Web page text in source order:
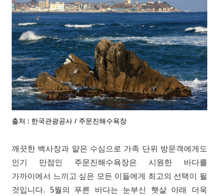
출처 : 한국관광공사 / 주문진해수욕장
깨끗한 백사장과 얕은 수심으로 가족 단위 방문객에게도
인기 만점인 주문진해수욕장은 시원한 바다를
가까이에서 느끼고 싶은 모든 이들에게 최고의 선택이 될
것입니다. 5월의 푸른 바다는 눈부신 햇살 아래 더욱